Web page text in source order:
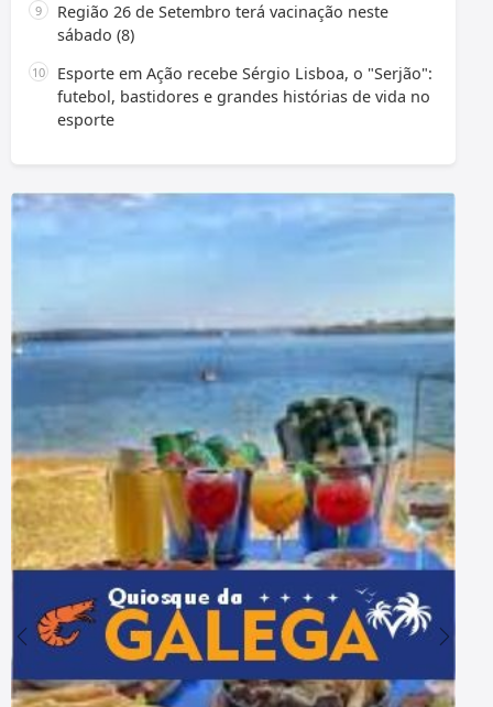
Região 26 de Setembro terá vacinação neste
sábado (8)
Esporte em Ação recebe Sérgio Lisboa, o "Serjão":
futebol, bastidores e grandes histórias de vida no
esporte